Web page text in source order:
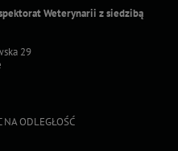
Weterynarii z siedzibą
29
NA ODLEGŁOŚĆ